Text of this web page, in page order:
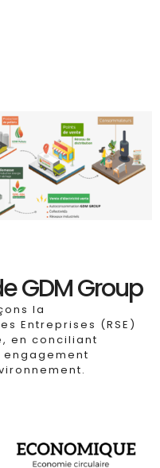
GDM Group
la
Entreprises (RSE)
en conciliant